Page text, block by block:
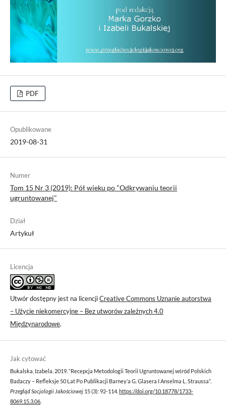
PDF
Opublikowane
2019-08-31
Numer
Tom 15 Nr 3 (2019): Pół wieku po "Odkrywaniu teorii
ugruntowanej"
Dział
Artykuł
Licencja
Utwór dostępny jest na licencjiCreative Commons Uznanie autorstwa
– Użycie niekomercyjne – Bez utworów zależnych 4.0
Międzynarodowe.
Jak cytować
Bukalska, Izabela. 2019. “Recepcja Metodologii Teorii Ugruntowanej wśród Polskich
Badaczy – Refleksje 50 Lat Po Publikacji Barney’a G. Glasera I Anselma L. Straussa”.
Przegląd Socjologii Jakościowej 15 (3): 92-114. https://doi.org/10.18778/1733-
8069.15.3.06